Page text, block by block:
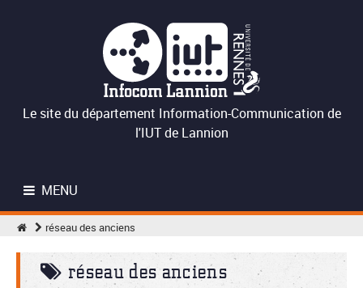
Le site du département Information-Communication de
l'IUT de Lannion
MENU
réseau des anciens
réseau des anciens